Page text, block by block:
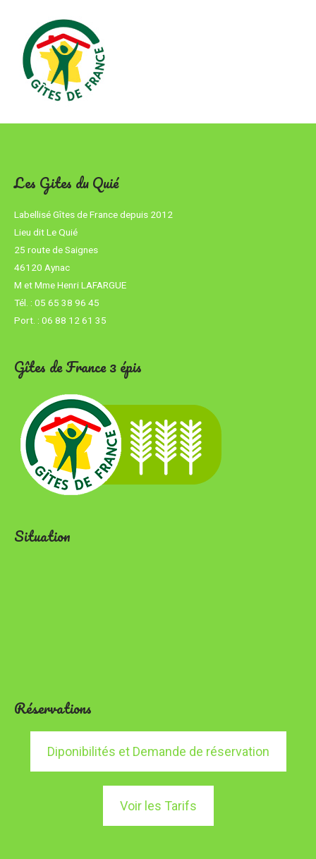
Les Gites du Quié
Labellisé Gîtes de France depuis 2012
Lieu dit Le Quié
25 route de Saignes
46120 Aynac
M et Mme HenriLAFARGUE
Tél. : 05 65 38 96 45
Port. : 06 88 12 61 35
Gîtes de France 3 épis
Situation
Réservations
Diponibilités et Demande de réservation
Voir les Tarifs